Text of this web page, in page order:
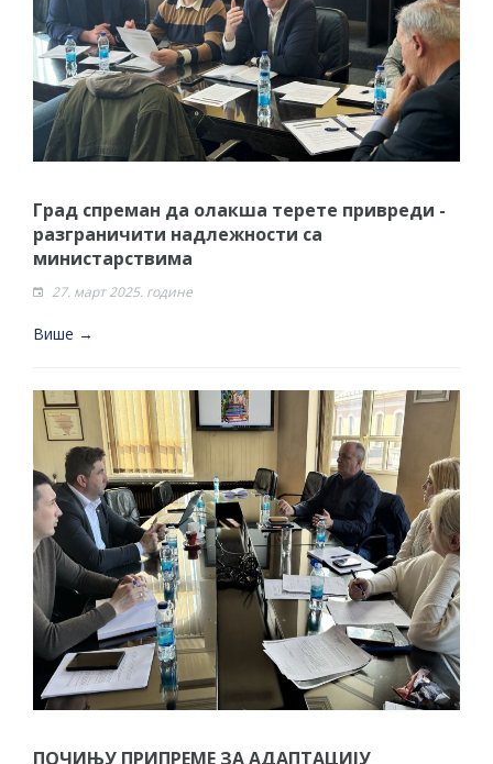
Град спреман да олакша терете привреди -
разграничити надлежности са
министарствима
27. март 2025. године
Више →
ПОЧИЊУ ПРИПРЕМЕ ЗА АДАПТАЦИЈУ